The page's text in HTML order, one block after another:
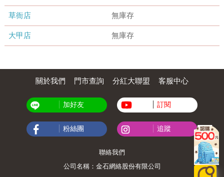
草衙店 無庫存
大甲店 無庫存
關於我們 門市查詢 分紅大聯盟 客服中心
加好友 訂閱
粉絲團 追蹤
聯絡我們
公司名稱：金石網絡股份有限公司